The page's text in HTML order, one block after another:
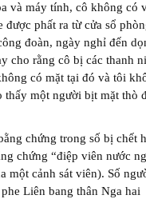
và máy tính, cô không có
phất ra từ cửa sổ
đoàn, ngày nghỉ đến
cho rằng cô bị các thanh
có mặt tại đó và tôi
một người bịt mặt thò
chứng trong số bị chết
chứng “điệp viên nước
một cảnh sát viên). Số
Liên bang thân Nga hai